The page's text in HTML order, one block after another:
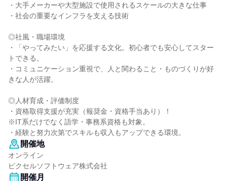
・大手メーカーや大型施設で使用されるスケールの大きな仕事
・社会の重要なインフラを支える技術
◎社風・職場環境
・「やってみたい」を応援する文化。初心者でも安心してスター
トできる。
・コミュニケーション重視で、人と関わること・ものづくりが好
きな人が活躍。
◎人材育成・評価制度
・資格取得支援が充実（報奨金・資格手当あり）！
※IT系だけでなく語学・事務系資格も対象。
・経験と努力次第でスキルも収入もアップできる環境。
開催地
オンライン
ピクセルソフトウェア株式会社
開催月